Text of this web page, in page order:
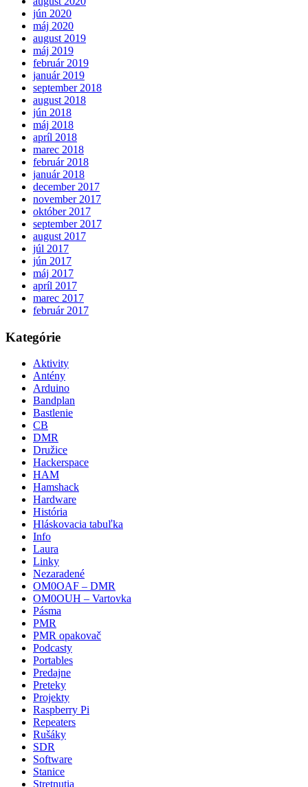
jún 2020
máj 2020
august 2019
máj 2019
február 2019
január 2019
september 2018
august 2018
jún 2018
máj 2018
apríl 2018
marec 2018
február 2018
január 2018
december 2017
november 2017
október 2017
september 2017
august 2017
júl 2017
jún 2017
máj 2017
apríl 2017
marec 2017
február 2017
Kategórie
Aktivity
Antény
Arduino
Bandplan
Bastlenie
CB
DMR
Družice
Hackerspace
HAM
Hamshack
Hardware
História
Hláskovacia tabuľka
Info
Laura
Linky
Nezaradené
OM0OAF – DMR
OM0OUH – Vartovka
Pásma
PMR
PMR opakovač
Podcasty
Portables
Predajne
Preteky
Projekty
Raspberry Pi
Repeaters
Rušáky
SDR
Software
Stanice
Stretnutia